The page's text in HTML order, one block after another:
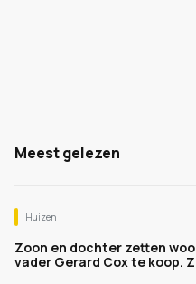
Meest gelezen
Huizen
Zoon en dochter zetten
vader Gerard Cox te koop.